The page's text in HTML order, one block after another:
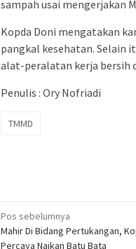
sampah usai mengerjakan
Kopda Doni mengatakan
pangkal kesehatan. Selain
alat-peralatan kerja bersih
Penulis : Ory Nofriadi
TMMD
Navigasi
pos
Pos sebelumnya
Mahir Di Bidang Pertukangan,
Percaya Naikan Batu Bata